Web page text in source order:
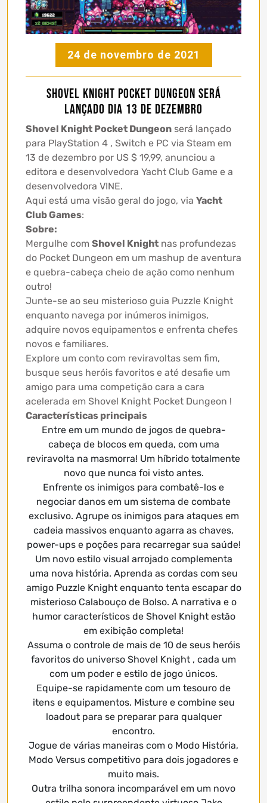
24 de novembro de 2021
Shovel Knight Pocket Dungeon será
lançado dia 13 de dezembro
Shovel Knight Pocket Dungeon será lançado
para PlayStation 4 , Switch e PC via Steam em
13 de dezembro por US $ 19,99, anunciou a
editora e desenvolvedora Yacht Club Game e a
desenvolvedora VINE.
Aqui está uma visão geral do jogo, via Yacht
Club Games:
Sobre:
Mergulhe com Shovel Knight nas profundezas
do Pocket Dungeon em um mashup de aventura
e quebra-cabeça cheio de ação como nenhum
outro!
Junte-se ao seu misterioso guia Puzzle Knight
enquanto navega por inúmeros inimigos,
adquire novos equipamentos e enfrenta chefes
novos e familiares.
Explore um conto com reviravoltas sem fim,
busque seus heróis favoritos e até desafie um
amigo para uma competição cara a cara
acelerada em Shovel Knight Pocket Dungeon !
Características principais
Entre em um mundo de jogos de quebra-
cabeça de blocos em queda, com uma
reviravolta na masmorra! Um híbrido totalmente
novo que nunca foi visto antes.
Enfrente os inimigos para combatê-los e
negociar danos em um sistema de combate
exclusivo. Agrupe os inimigos para ataques em
cadeia massivos enquanto agarra as chaves,
power-ups e poções para recarregar sua saúde!
Um novo estilo visual arrojado complementa
uma nova história. Aprenda as cordas com seu
amigo Puzzle Knight enquanto tenta escapar do
misterioso Calabouço de Bolso. A narrativa e o
humor característicos de Shovel Knight estão
em exibição completa!
Assuma o controle de mais de 10 de seus heróis
favoritos do universo Shovel Knight , cada um
com um poder e estilo de jogo únicos.
Equipe-se rapidamente com um tesouro de
itens e equipamentos. Misture e combine seu
loadout para se preparar para qualquer
encontro.
Jogue de várias maneiras com o Modo História,
Modo Versus competitivo para dois jogadores e
muito mais.
Outra trilha sonora incomparável em um novo